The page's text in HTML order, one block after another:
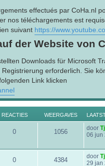
effectués par CoHa.nl
nos téléchargements est
suivant https://
der Website von
Downloads für Microsoft
erforderlich. Sie
Link klicken
REACTIES WEERGAVES
0 1056 door
06 jun
0 4384 door
29 jan